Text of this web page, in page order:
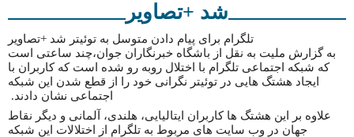
شد +تصاویر
تلگرام برای پیام دادن متوسل به توئیتر شد +تصاویر
به گزارش ملیت به نقل از باشگاه خبرنگاران جوان،چند ساعتی است
که شبکه اجتماعی تلگرام با اختلال روبه رو شده است که کاربران با
ایجاد هشتگ هایی در توئیتر نگرانی خود را از قطع شدن این شبکه
اجتماعی نشان دادند.
علاوه بر این هشتگ ها کاربران ایتالیایی، هلندی، آلمانی و دیگر نقاط
جهان در وب سایت های مربوط به تلگرام از اختلالات این شبکه